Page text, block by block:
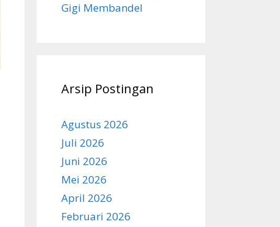
Gigi Membandel
Arsip Postingan
Agustus 2026
Juli 2026
Juni 2026
Mei 2026
April 2026
Februari 2026